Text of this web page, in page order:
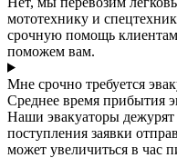
мототехнику и
срочную помощь
поможем вам.
Мне срочно требуется
Среднее время прибытия
Наши эвакуаторы дежурят
поступления заявки
может увеличиться в час